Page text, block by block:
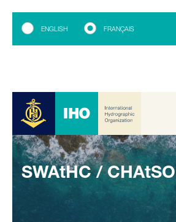
ENGLISH FRANÇAIS
SWAtHC / CHAtSO